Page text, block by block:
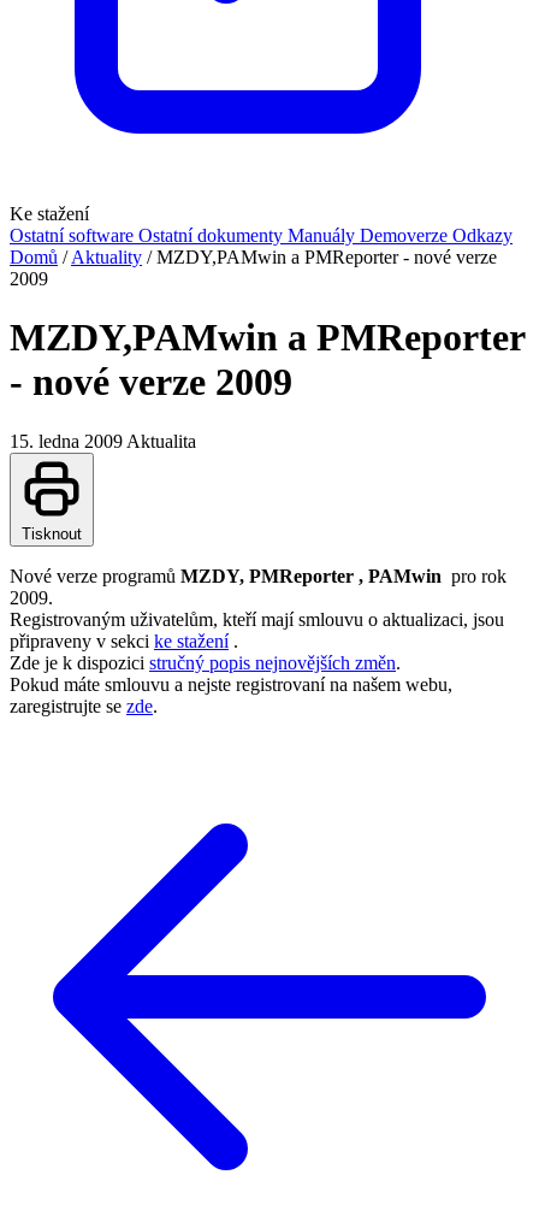
Ke stažení
Ostatní software Ostatní dokumenty Manuály Demoverze Odkazy
Domů / Aktuality / MZDY,PAMwin a PMReporter - nové verze
2009
MZDY,PAMwin a PMReporter
- nové verze 2009
15. ledna 2009 Aktualita
Tisknout
Nové verze programů MZDY, PMReporter , PAMwin pro rok
2009.
Registrovaným uživatelům, kteří mají smlouvu o aktualizaci, jsou
připraveny v sekci ke stažení.
Zde je k dispozici stručný popis nejnovějších změn.
Pokud máte smlouvu a nejste registrovaní na našem webu,
zaregistrujte se zde.